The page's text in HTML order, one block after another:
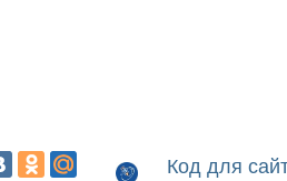
Код для